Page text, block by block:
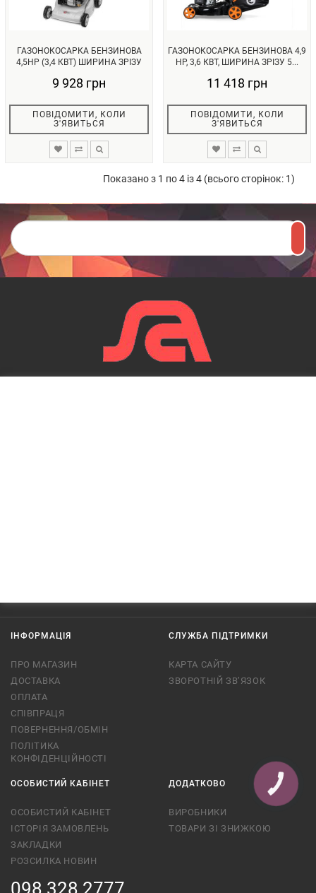
ГАЗОНОКОСАРКА БЕНЗИНОВА
4,5HP (3,4 КВТ) ШИРИНА ЗРІЗУ
9 928 грн
ПОВІДОМИТИ, КОЛИ
З'ЯВИТЬСЯ
ГАЗОНОКОСАРКА БЕНЗИНОВА 4,9
HP, 3,6 КВТ, ШИРИНА ЗРІЗУ 5...
11 418 грн
ПОВІДОМИТИ, КОЛИ
З'ЯВИТЬСЯ
Показано з 1 по 4 із 4 (всього сторінок: 1)
ІНФОРМАЦІЯ
ПРО МАГАЗИН
ДОСТАВКА
ОПЛАТА
СПІВПРАЦЯ
ПОВЕРНЕННЯ/ОБМІН
ПОЛІТИКА
КОНФІДЕНЦІЙНОСТІ
СЛУЖБА ПІДТРИМКИ
КАРТА САЙТУ
ЗВОРОТНІЙ ЗВ’ЯЗОК
ОСОБИСТИЙ КАБІНЕТ
ОСОБИСТИЙ КАБІНЕТ
ІСТОРІЯ ЗАМОВЛЕНЬ
ЗАКЛАДКИ
РОЗСИЛКА НОВИН
ДОДАТКОВО
ВИРОБНИКИ
ТОВАРИ ЗІ ЗНИЖКОЮ
098 328 2777
КНОПКА
СВЯЗИ